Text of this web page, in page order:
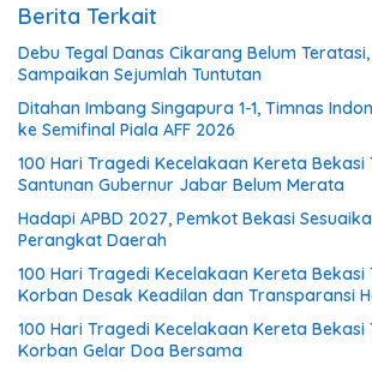
Berita Terkait
Debu Tegal Danas Cikarang Belum
Sampaikan Sejumlah Tuntutan
Ditahan Imbang Singapura 1-1, Timnas
ke Semifinal Piala AFF 2026
100 Hari Tragedi Kecelakaan Kereta Bekasi
Santunan Gubernur Jabar Belum Merata
Hadapi APBD 2027, Pemkot Bekasi
Perangkat Daerah
100 Hari Tragedi Kecelakaan Kereta
Korban Desak Keadilan dan Transparansi
100 Hari Tragedi Kecelakaan Kereta
Korban Gelar Doa Bersama